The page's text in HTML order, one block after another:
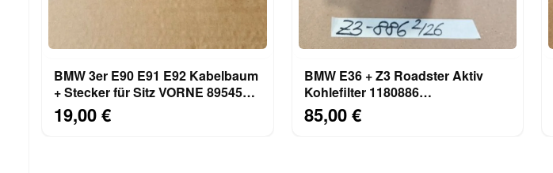
BMW 3er E90 E91 E92 Kabelbaum
+ Stecker für Sitz VORNE 8954588
mit 6 - 8 Kabel
19,00 €
BMW E36 + Z3 Roadster Aktiv
Kohlefilter 1180886
Aktivkohlefilter
85,00 €